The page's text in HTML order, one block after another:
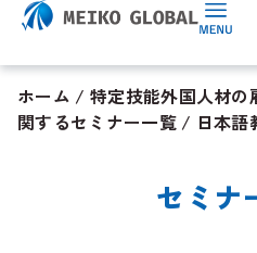
ホーム / 特定技能外国人材の
関するセミナー一覧 / 日本語
セミナ